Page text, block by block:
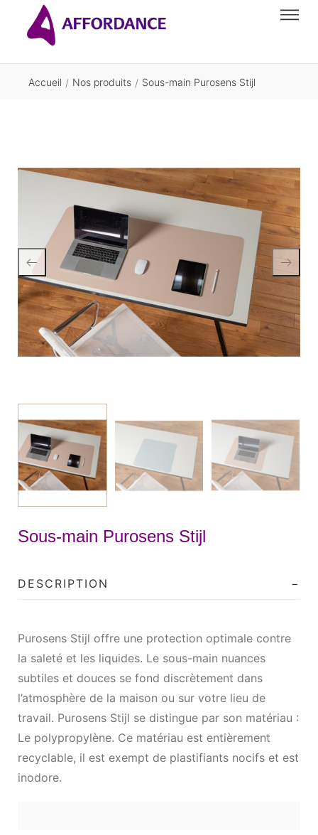
Accueil / Nos produits / Sous-main Purosens Stijl
Sous-main Purosens Stijl
DESCRIPTION
Purosens Stijl offre une protection optimale contre
la saleté et les liquides. Le sous-main nuances
subtiles et douces se fond discrètement dans
l’atmosphère de la maison ou sur votre lieu de
travail. Purosens Stijl se distingue par son matériau :
Le polypropylène. Ce matériau est entièrement
recyclable, il est exempt de plastifiants nocifs et est
inodore.